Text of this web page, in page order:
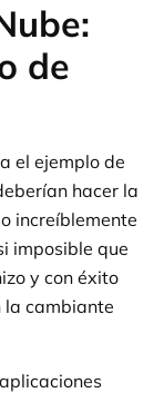
de
el ejemplo de
hacer la
increíblemente
imposible que
y con éxito
la cambiante